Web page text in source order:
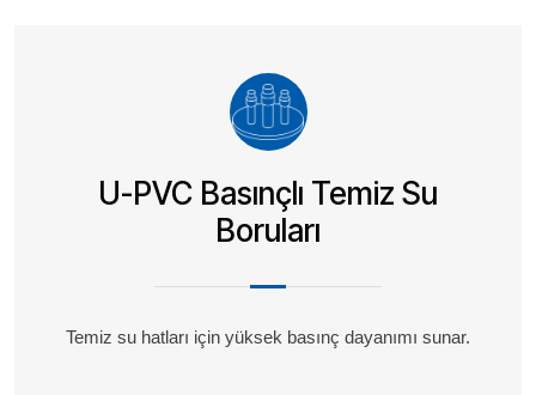
U-PVC Basınçlı Temiz Su
Boruları
Temiz su hatları için yüksek basınç dayanımı sunar.